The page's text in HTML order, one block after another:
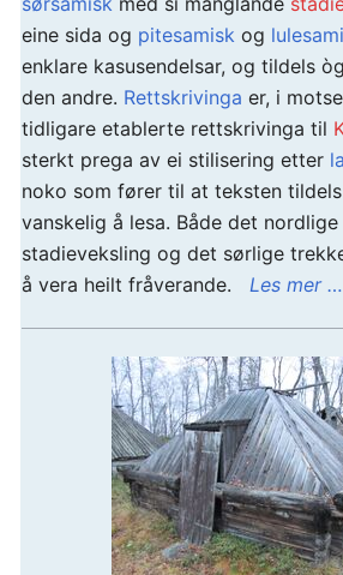
eine sida og pitesamisk og
enklare kasusendelsar, og tildels
den andre. Rettskrivinga er, i
tidligare etablerte rettskrivinga til
sterkt prega av ei stilisering etter
noko som fører til at teksten
vanskelig å lesa. Både det
stadieveksling og det sørlige
å vera heilt fråverande. Les mer …